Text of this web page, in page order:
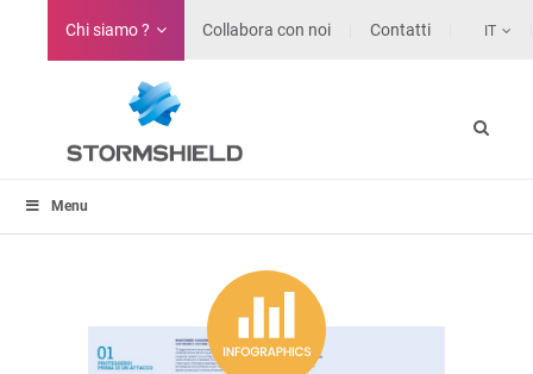
Chi siamo ? Collabora con noi Contatti IT
Menu